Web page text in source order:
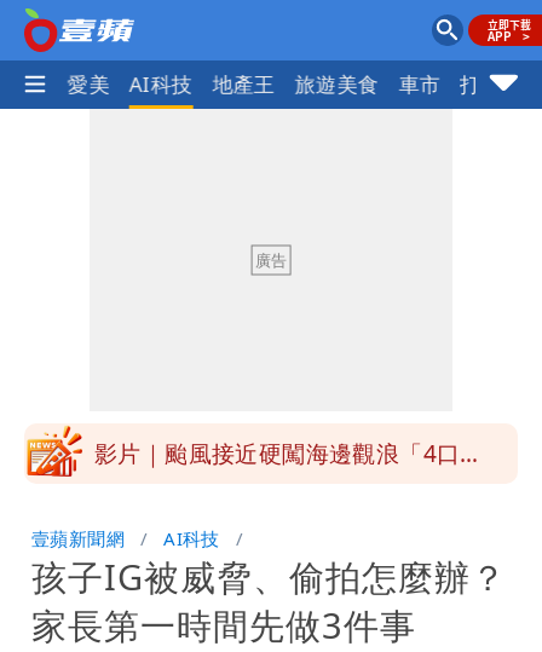
愛美 AI科技 地產王 旅遊美食 車市 打詐
署：本島陸警機率低
白海豚降雨注意！10縣市豪雨特報 今
慧芝：今年的送立院345天還在審
影片｜颱風接近硬闖海邊觀浪「4口
策高層牽涉其中」才不提告
柯文哲陪媽媽過父親節 分享「爸爸留給
我最重要的一課」
慈濟內部信流出！公開遭騙10億採購過
壹蘋新聞網 AI科技
孩子IG被威脅、偷拍怎麼辦？
家長第一時間先做3件事